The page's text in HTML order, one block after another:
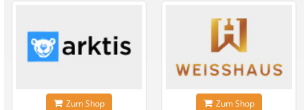
Zum Shop Zum Shop